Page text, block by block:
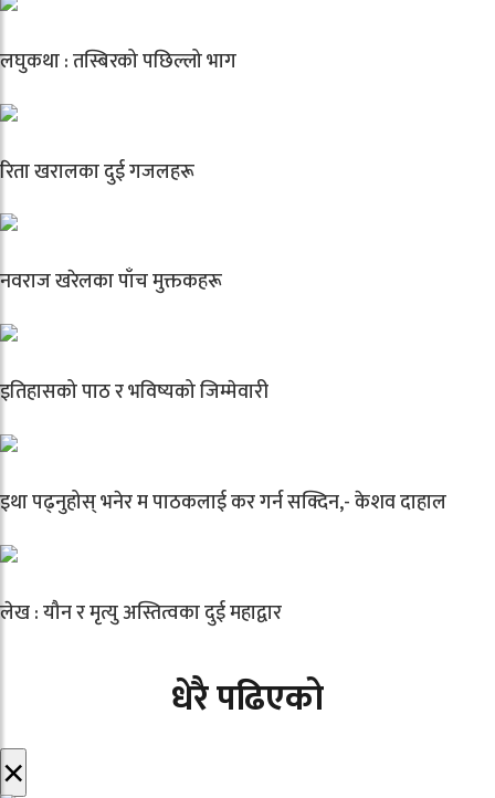
लघुकथा : तस्बिरको पछिल्लो भाग
रिता खरालका दुई गजलहरू
नवराज खरेलका पाँच मुक्तकहरू
इतिहासको पाठ र भविष्यको जिम्मेवारी
इथा पढ्नुहोस् भनेर म पाठकलाई कर गर्न सक्दिन,- केशव दाहाल
लेख : यौन र मृत्यु अस्तित्वका दुई महाद्वार
धेरै पढिएको
×